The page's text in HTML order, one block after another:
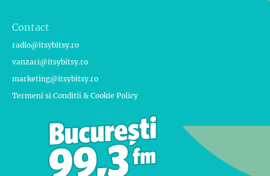
Contact
radio@itsybitsy.ro
vanzari@itsybitsy.ro
marketing@itsybitsy.ro
Termeni si Conditii & Cookie Policy